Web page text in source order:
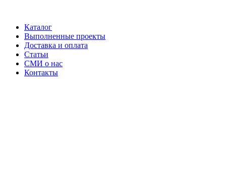
Каталог
Выполненные проекты
Доставка и оплата
Статьи
СМИ о нас
Контакты